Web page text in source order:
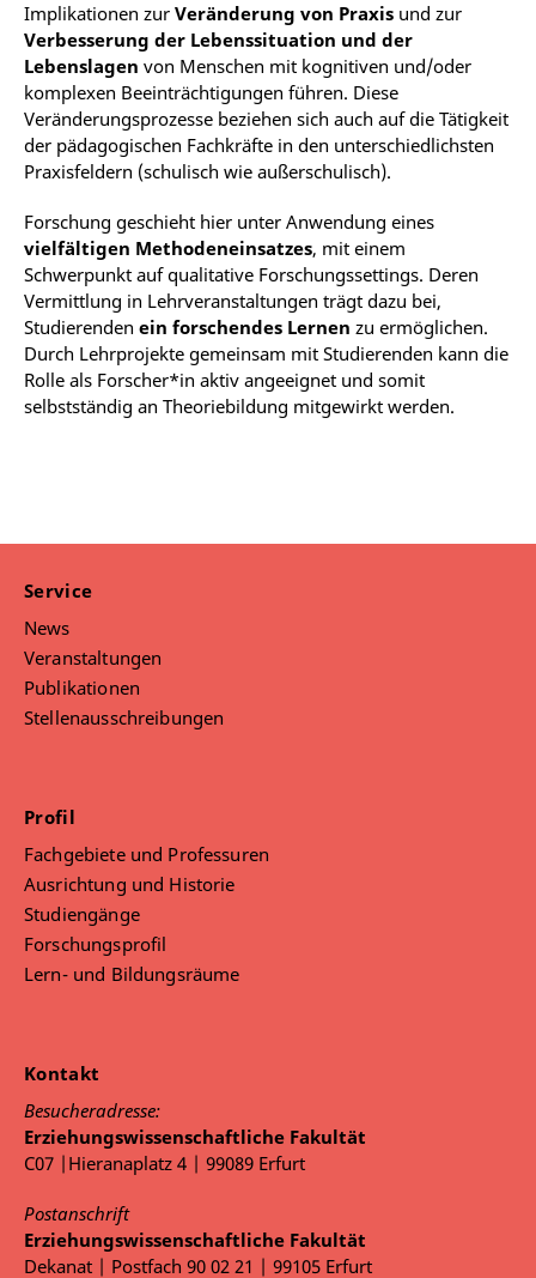
Implikationen zur Veränderung von Praxis und zur
Verbesserung der Lebenssituation und der
Lebenslagen von Menschen mit kognitiven und/oder
komplexen Beeinträchtigungen führen. Diese
Veränderungsprozesse beziehen sich auch auf die Tätigkeit
der pädagogischen Fachkräfte in den unterschiedlichsten
Praxisfeldern (schulisch wie außerschulisch).
Forschung geschieht hier unter Anwendung eines
vielfältigen Methodeneinsatzes, mit einem
Schwerpunkt auf qualitative Forschungssettings. Deren
Vermittlung in Lehrveranstaltungen trägt dazu bei,
Studierenden ein forschendes Lernen zu ermöglichen.
Durch Lehrprojekte gemeinsam mit Studierenden kann die
Rolle als Forscher*in aktiv angeeignet und somit
selbstständig an Theoriebildung mitgewirkt werden.
Service
News
Veranstaltungen
Publikationen
Stellenausschreibungen
Profil
Fachgebiete und Professuren
Ausrichtung und Historie
Studiengänge
Forschungsprofil
Lern- und Bildungsräume
Kontakt
Besucheradresse:
Erziehungswissenschaftliche Fakultät
C07 |Hieranaplatz 4 | 99089 Erfurt
Postanschrift
Erziehungswissenschaftliche Fakultät
Dekanat | Postfach 90 02 21 | 99105 Erfurt